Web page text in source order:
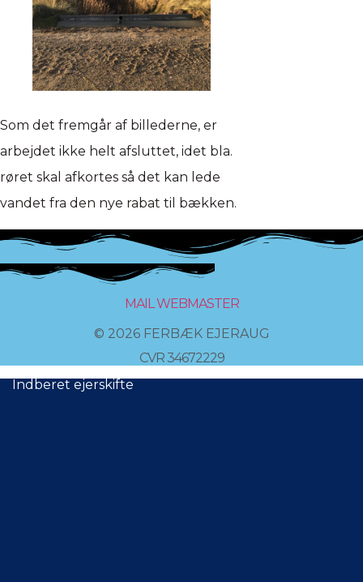
Som det fremgår af billederne, er
arbejdet ikke helt afsluttet, idet bla.
røret skal afkortes så det kan lede
vandet fra den nye rabat til bækken.
MAIL WEBMASTER
© 2026 FERBÆK EJERAUG
CVR 34672229
Indberet ejerskifte